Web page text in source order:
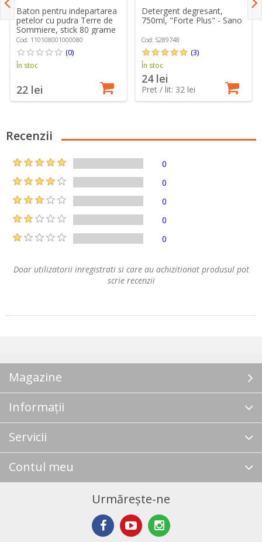
Baton pentru indepartarea
petelor cu pudra Terre de
Sommiere, stick 80 grame
Cod: 110108001000080
(0)
În stoc
22 lei
Detergent degresant,
750ml, "Forte Plus" - Sano
Cod: S289748
(3)
În stoc
24 lei
Pret / lit: 32 lei
Recenzii
0
0
0
0
0
Doar utilizatorii inregistrati si care au achizitionat produsul pot
scrie recenzii
Magazine
Informații
Servicii
Contul meu
Urmărește-ne